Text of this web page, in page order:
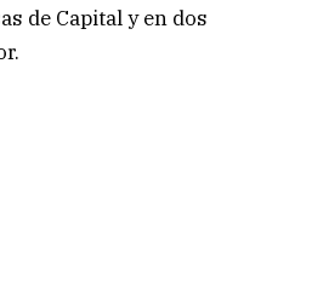
de Capital y en dos